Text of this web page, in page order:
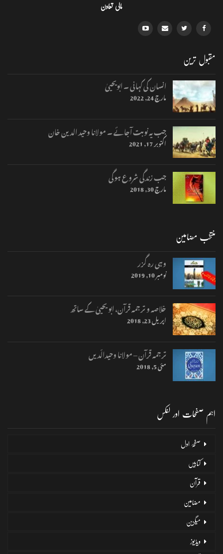
مالی تعاون
مقبول ترین
انسان کی کہانی ۔ ابویحییٰ
مارچ 24, 2022
جب یہ نوبت آجائے ۔ مولانا وحید الدین خان
اکتوبر 17, 2021
جب زندگی شروع ہوگی
مارچ 30, 2018
منتخب مضامین
وہی رہ گزر
نومبر 10, 2019
خلاصہ و ترجمہ قرآن، ابو یحییٰ کے ساتھ
اپریل 23, 2018
ترجمہ قرآن – مولانا وحیدالّدیں
مئی 5, 2018
اہم صفحات اور لنکس
صفحۂ اول
کتابیں
قرآن
مضامین
میگزین
ویڈیوز